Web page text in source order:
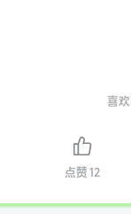
喜
点赞 12